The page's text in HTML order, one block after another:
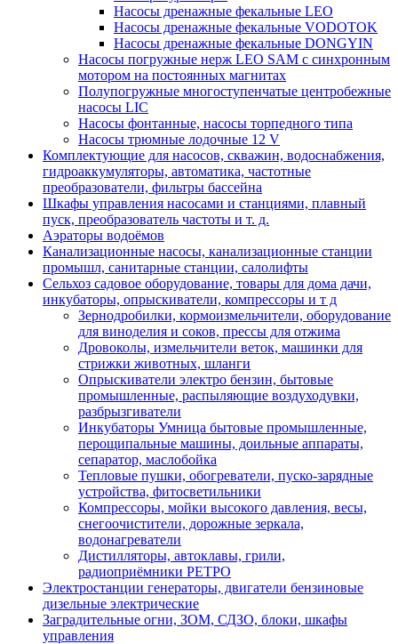
Насосы дренажные фекальные LEO
Насосы дренажные фекальные VODOTOK
Насосы дренажные фекальные DONGYIN
Насосы погружные нерж LEO SAM с синхронным
мотором на постоянных магнитах
Полупогружные многоступенчатые центробежные
насосы LIC
Насосы фонтанные, насосы торпедного типа
Насосы трюмные лодочные 12 V
Комплектующие для насосов, скважин, водоснабжения,
гидроаккумуляторы, автоматика, частотные
преобразователи, фильтры бассейна
Шкафы управления насосами и станциями, плавный
пуск, преобразователь частоты и т. д.
Аэраторы водоёмов
Канализационные насосы, канализационные станции
промышл, санитарные станции, салолифты
Сельхоз садовое оборудование, товары для дома дачи,
инкубаторы, опрыскиватели, компрессоры и т д
Зернодробилки, кормоизмельчители, оборудование
для виноделия и соков, прессы для отжима
Дровоколы, измельчители веток, машинки для
стрижки животных, шланги
Опрыскиватели электро бензин, бытовые
промышленные, распыляющие воздуходувки,
разбрызгиватели
Инкубаторы Умница бытовые промышленные,
перощипальные машины, доильные аппараты,
сепаратор, маслобойка
Тепловые пушки, обогреватели, пуско-зарядные
устройства, фитосветильники
Компрессоры, мойки высокого давления, весы,
снегоочистители, дорожные зеркала,
водонагреватели
Дистилляторы, автоклавы, грили,
радиоприёмники РЕТРО
Электростанции генераторы, двигатели бензиновые
дизельные электрические
Заградительные огни, ЗОМ, СДЗО, блоки, шкафы
управления